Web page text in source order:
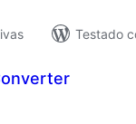
Testado